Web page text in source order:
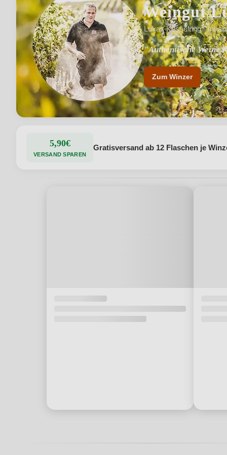
Weingut
Lukas Kesselring ·
"Authentische Weine
"Rot, weiß, rosé
Zum Winzer
5,90€
VERSAND SPAREN
Gratisversand ab 12 Flaschen je